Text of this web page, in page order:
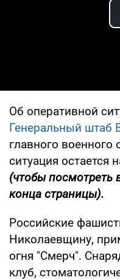
Об оперативной
Генеральный штаб
главного военного
ситуация остается
(чтобы посмотреть
конца страницы).
Российские
Николаевщину,
огня "Смерч".
клуб,